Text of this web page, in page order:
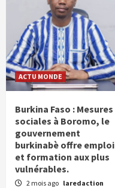
ACTU MONDE
Burkina Faso : Mesures
sociales à Boromo, le
gouvernement
burkinabè offre emploi
et formation aux plus
vulnérables.
2 mois ago laredaction